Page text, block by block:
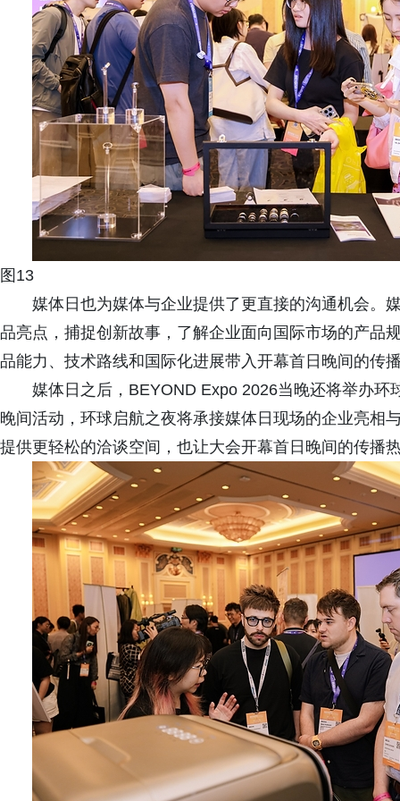
图13
媒体日也为媒体与企业提供了更直接的沟通机会。
品亮点，捕捉创新故事，了解企业面向国际市场的产品
品能力、技术路线和国际化进展带入开幕首日晚间的传
媒体日之后，BEYOND Expo 2026当晚还将举办
晚间活动，环球启航之夜将承接媒体日现场的企业亮相
提供更轻松的洽谈空间，也让大会开幕首日晚间的传播